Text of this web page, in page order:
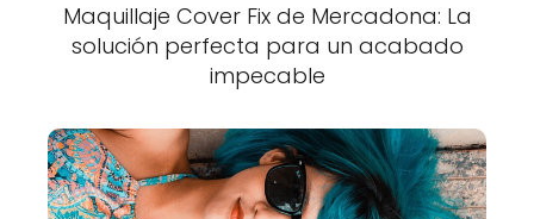
Maquillaje Cover Fix de Mercadona: La
solución perfecta para un acabado
impecable